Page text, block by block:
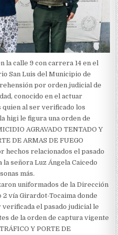
la calle 9 con carrera 14 en el
San Luis del Municipio de
por orden judicial de
conocido en el actuar
quien al ser verificado los
higi le figura una orden de
AGRAVADO TENTADO Y
DE ARMAS DE FUEGO
hechos relacionados el pasado
señora Luz Ángela Caicedo
más.
uniformados de la Dirección
vía Girardot-Tocaima donde
el pasado judicial le
de la orden de captura vigente
Y PORTE DE